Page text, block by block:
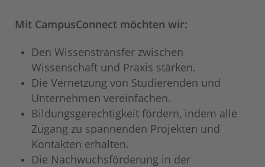
Mit CampusConnect möchten wir:
Den Wissenstransfer zwischen
Wissenschaft und Praxis stärken.
Die Vernetzung von Studierenden und
Unternehmen vereinfachen.
Bildungsgerechtigkeit fördern, indem alle
Zugang zu spannenden Projekten und
Kontakten erhalten.
Die Nachwuchsförderung in der